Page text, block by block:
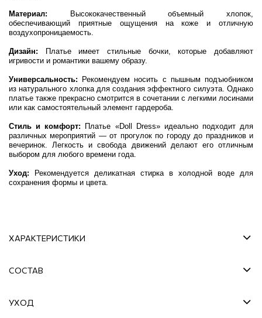
Материал: Высококачественный объемный хлопок,
обеспечивающий приятные ощущения на коже и отличную
воздухопроницаемость.
Дизайн: Платье имеет стильные бочки, которые добавляют
игривости и романтики вашему образу.
Универсальность: Рекомендуем носить с пышным подъюбником
из натурального хлопка для создания эффектного силуэта. Однако
платье также прекрасно смотрится в сочетании с легкими лосинами
или как самостоятельный элемент гардероба.
Стиль и комфорт: Платье «Doll Dress» идеально подходит для
различных мероприятий — от прогулок по городу до праздников и
вечеринок. Легкость и свобода движений делают его отличным
выбором для любого времени года.
Уход: Рекомендуется деликатная стирка в холодной воде для
сохранения формы и цвета.
ХАРАКТЕРИСТИКИ
СОСТАВ
УХОД